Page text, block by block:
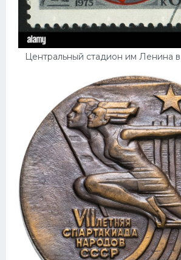
Центральный стадион им Ленина